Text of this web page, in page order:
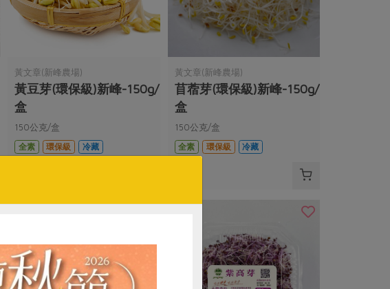
黃文章(新峰農場)
黃豆芽(環保級)新峰-150g/
盒
150公克/盒
全素
環保級 冷藏
黃文章(新峰農場)
苜蓿芽(環保級)新峰-150g/
盒
150公克/盒
全素
環保級 冷藏